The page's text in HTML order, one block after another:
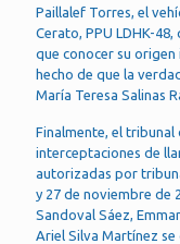
Paillalef Torres, el
Cerato, PPU LDHK-
que conocer su
hecho de que la
María Teresa Salinas
Finalmente, el
interceptaciones de
autorizadas por
y 27 de noviembre de
Sandoval Sáez,
Ariel Silva Martínez